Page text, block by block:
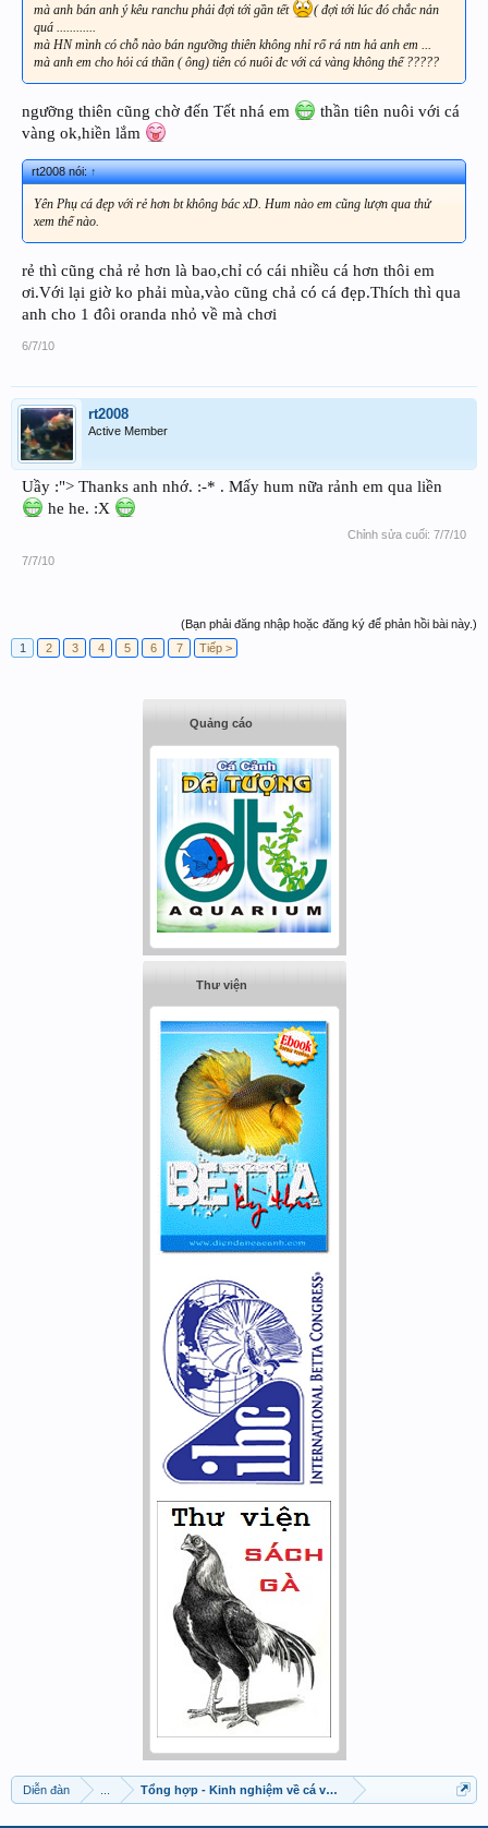
mà anh bán anh ý kêu ranchu phải đợi tới gần tết
( đợi tới lúc đó chắc nản
quá ............
mà HN mình có chỗ nào bán ngưỡng thiên không nhỉ rổ rá ntn hả anh em ...
mà anh em cho hỏi cá thần ( ông) tiên có nuôi đc với cá vàng không thế ?????
ngưỡng thiên cũng chờ đến Tết nhá em
thần tiên nuôi với cá
vàng ok,hiền lắm
rt2008 nói:↑
Yên Phụ cá đẹp với rẻ hơn bt không bác xD. Hum nào em cũng lượn qua thử
xem thế nào.
rẻ thì cũng chả rẻ hơn là bao,chỉ có cái nhiều cá hơn thôi em
ơi.Với lại giờ ko phải mùa,vào cũng chả có cá đẹp.Thích thì qua
anh cho 1 đôi oranda nhỏ về mà chơi
6/7/10
rt2008
Active Member
Uầy :"> Thanks anh nhớ. :-* . Mấy hum nữa rảnh em qua liền
he he. :X
Chỉnh sửa cuối: 7/7/10
7/7/10
(Bạn phải đăng nhập hoặc đăng ký để phản hồi bài này.)
1
2 3 4 5 6 7 Tiếp >
Quảng cáo
Thư viện
Diễn đàn Tổng hợp - Kinh nghiệm về cá vàng & cá chép